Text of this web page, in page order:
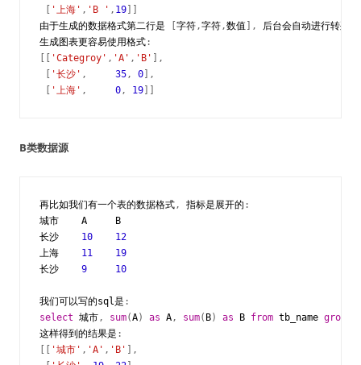
'上海' , 'B ' , 19
由于生成的数据格式第二行是
字符,字符,数值 ],
后台会自动进行转列
生成图表更容易使用格式 :
'Categroy' , 'A' , 'B'
],
'长沙' , 35, 0 ],
'上海' , 0, 19
B类数据源
再比如我们有一个表的数据格式, 指标是展开的 :
城市
A
B
长沙
10
12
上海
11
19
长沙
9 10
我们可以写的sql是 :
select 城市, sum(A) as A, sum( B) as B from tb_name group
这样得到的结果是 :
'城市' , 'A' , 'B'
],